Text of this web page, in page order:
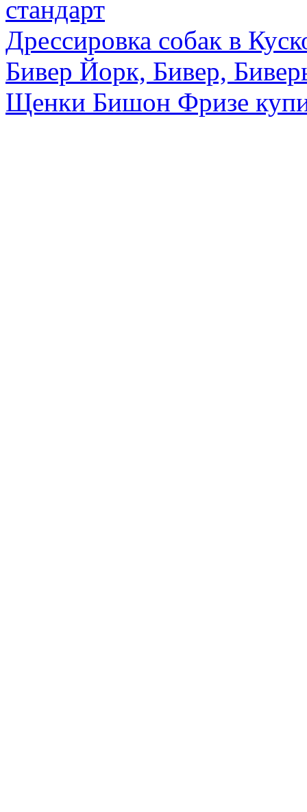
стандарт
Дрессировка собак в
Бивер Йорк, Бивер,
Щенки Бишон Фризе